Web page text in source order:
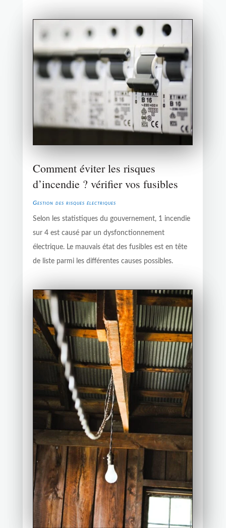
Comment éviter les risques
d’incendie ? vérifier vos fusibles
Gestion des risques électriques
Selon les statistiques du gouvernement, 1 incendie
sur 4 est causé par un dysfonctionnement
électrique. Le mauvais état des fusibles est en tête
de liste parmi les différentes causes possibles.